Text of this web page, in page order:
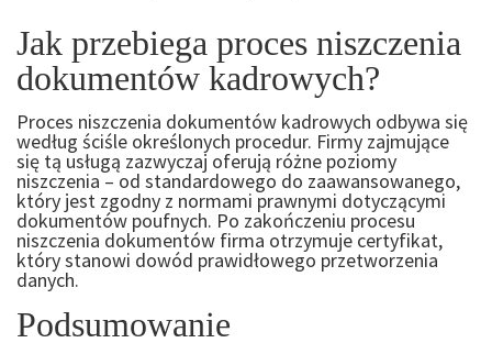
Jak przebiega proces niszczenia
dokumentów kadrowych?
Proces niszczenia dokumentów kadrowych odbywa się
według ściśle określonych procedur. Firmy zajmujące
się tą usługą zazwyczaj oferują różne poziomy
niszczenia – od standardowego do zaawansowanego,
który jest zgodny z normami prawnymi dotyczącymi
dokumentów poufnych. Po zakończeniu procesu
niszczenia dokumentów firma otrzymuje certyfikat,
który stanowi dowód prawidłowego przetworzenia
danych.
Podsumowanie